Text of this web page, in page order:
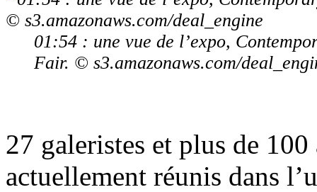
01:54 : une vue de l’expo,
Fair. © s3.amazonaws.com/
27 galeristes et plus de
actuellement réunis dans